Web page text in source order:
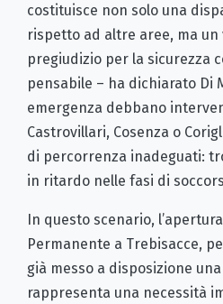
costituisce non solo una
rispetto ad altre aree, ma
pregiudizio per la sicurezza
pensabile – ha dichiarato Di
emergenza debbano
Castrovillari, Cosenza o
di percorrenza inadeguati:
in ritardo nelle fasi di
In questo scenario,
Permanente a Trebisacce,
già messo a disposizione
rappresenta una necessità